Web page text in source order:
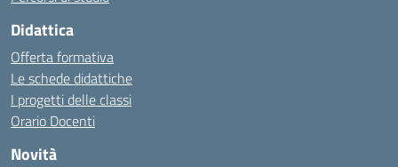
Didattica
Offerta formativa
Le schede didattiche
I progetti delle classi
Orario Docenti
Novità